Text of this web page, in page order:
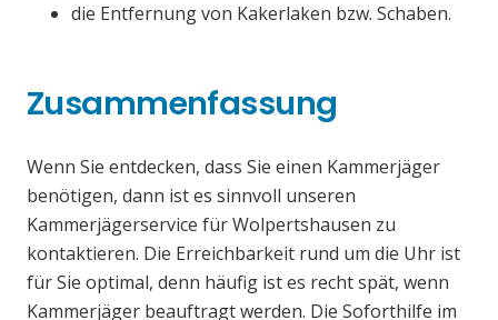
die Entfernung von Kakerlaken bzw. Schaben.
Zusammenfassung
Wenn Sie entdecken, dass Sie einen Kammerjäger
benötigen, dann ist es sinnvoll unseren
Kammerjägerservice für Wolpertshausen zu
kontaktieren. Die Erreichbarkeit rund um die Uhr ist
für Sie optimal, denn häufig ist es recht spät, wenn
Kammerjäger beauftragt werden. Die Soforthilfe im